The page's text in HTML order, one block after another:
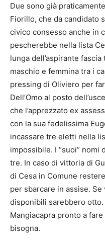
Due sono già
Fiorillo, che da candidato
civico consesso anche in
pescherebbe nella lista
lunga dell’aspirante
maschio e femmina tra i
pressing di Oliviero per
Dell’Omo al posto
che l’apprezzato ex
con la sua fedelissima
incassare tre eletti nella
impossibile. I “suoi”
tre. In caso di vittoria di
di Cesa in Comune
per sbarcare in assise.
disponibili sarebbero otto.
Mangiacapra pronto a
bisogna.